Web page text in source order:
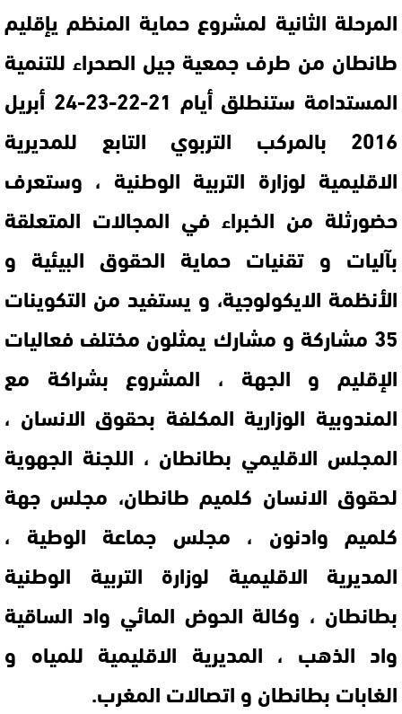
المرحلة الثانية لمشروع حماية المنظم يإقليم
طانطان من طرف جمعية جيل الصحراء للتنمية
المستدامة ستنطلق أيام 21-22-23-24 أبريل
2016 بالمركب التربوي التابع للمديرية
الاقليمية لوزارة التربية الوطنية ، وستعرف
حضورثلة من الخبراء في المجالات المتعلقة
بآليات و تقنيات حماية الحقوق البيئية و
الأنظمة الايكولوجية، و يستفيد من التكوينات
35 مشاركة و مشارك يمثلون مختلف فعاليات
الإقليم و الجهة ، المشروع بشراكة مع
المندوبية الوزارية المكلفة بحقوق الانسان ،
المجلس الاقليمي بطانطان ، اللجنة الجهوية
لحقوق الانسان كلميم طانطان، مجلس جهة
كلميم وادنون ، مجلس جماعة الوطية ،
المديرية الاقليمية لوزارة التربية الوطنية
بطانطان ، وكالة الحوض المائي واد الساقية
واد الذهب ، المديرية الاقليمية للمياه و
الغابات بطانطان و اتصالات المغرب.